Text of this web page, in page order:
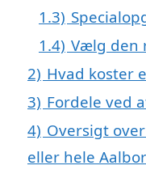
1.3)
1.4) Vælg den
2) Hvad koster
3) Fordele ved
4) Oversigt
eller hele